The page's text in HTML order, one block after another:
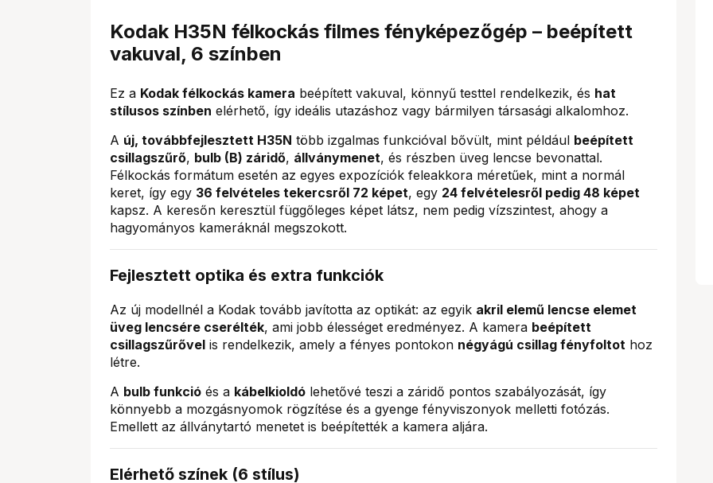
Kodak H35N félkockás filmes fényképezőgép – beépített
vakuval, 6 színben
Ez a Kodak félkockás kamera beépített vakuval, könnyű testtel rendelkezik, és hat
stílusos színben elérhető, így ideális utazáshoz vagy bármilyen társasági alkalomhoz.
A új, továbbfejlesztett H35N több izgalmas funkcióval bővült, mint például beépített
csillagszűrő, bulb (B) záridő, állványmenet, és részben üveg lencse bevonattal.
Félkockás formátum esetén az egyes expozíciók feleakkora méretűek, mint a normál
keret, így egy 36 felvételes tekercsről 72 képet, egy 24 felvételesről pedig 48 képet
kapsz. A keresőn keresztül függőleges képet látsz, nem pedig vízszintest, ahogy a
hagyományos kameráknál megszokott.
Fejlesztett optika és extra funkciók
Az új modellnél a Kodak tovább javította az optikát: az egyik akril elemű lencse elemet
üveg lencsére cserélték, ami jobb élességet eredményez. A kamera beépített
csillagszűrővel is rendelkezik, amely a fényes pontokon négyágú csillag fényfoltot hoz
létre.
A bulb funkció és a kábelkioldó lehetővé teszi a záridő pontos szabályozását, így
könnyebb a mozgásnyomok rögzítése és a gyenge fényviszonyok melletti fotózás.
Emellett az állványtartó menetet is beépítették a kamera aljára.
Elérhető színek (6 stílus)